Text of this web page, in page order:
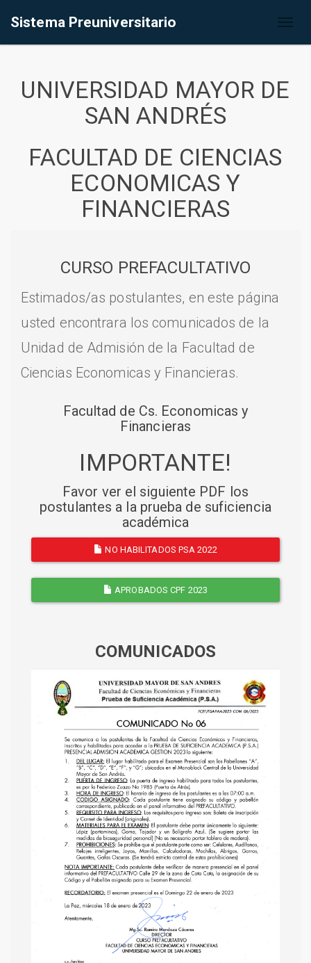
Sistema Preuniversitario
UNIVERSIDAD MAYOR DE
SAN ANDRÉS
FACULTAD DE CIENCIAS
ECONOMICAS Y
FINANCIERAS
CURSO PREFACULTATIVO
Estimados/as postulantes, en este página
usted encontrara los comunicados de la
Unidad de Admisión de la Facultad de
Ciencias Economicas y Financieras.
Facultad de Cs. Economicas y
Financieras
IMPORTANTE!
Favor ver el siguiente PDF los
postulantes a la prueba de suficiencia
académica
NO HABILITADOS PSA 2022
APROBADOS CPF 2023
COMUNICADOS